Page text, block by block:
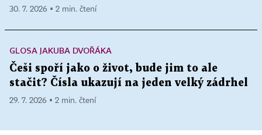
30. 7. 2026 ▪ 2 min. čtení
GLOSA JAKUBA DVOŘÁKA
Češi spoří jako o život, bude jim to ale
stačit? Čísla ukazují na jeden velký zádrhel
29. 7. 2026 ▪ 2 min. čtení